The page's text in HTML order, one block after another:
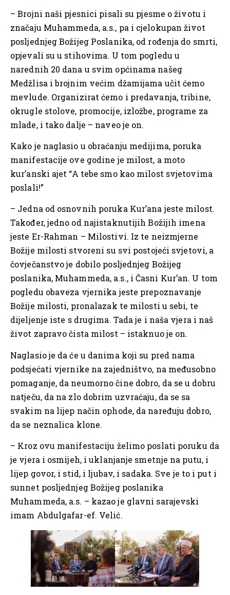
– Brojni naši pjesnici pisali su pjesme o životu i
značaju Muhammeda, a.s., pa i cjelokupan život
posljednjeg Božijeg Poslanika, od rođenja do smrti,
opjevali su u stihovima. U tom pogledu u
narednih 20 dana u svim općinama našeg
Medžlisa i brojnim većim džamijama učit ćemo
mevlude. Organizirat ćemo i predavanja, tribine,
okrugle stolove, promocije, izložbe, programe za
mlade, i tako dalje – naveo je on.
Kako je naglasio u obraćanju medijima, poruka
manifestacije ove godine je milost, a moto
kur’anski ajet “A tebe smo kao milost svjetovima
poslali!”
– Jedna od osnovnih poruka Kur’ana jeste milost.
Također, jedno od najistaknutijih Božijih imena
jeste Er-Rahman – Milostivi. Iz te neizmjerne
Božije milosti stvoreni su svi postojeći svjetovi, a
čovječanstvo je dobilo posljednjeg Božijeg
poslanika, Muhammeda, a.s., i Časni Kur’an. U tom
pogledu obaveza vjernika jeste prepoznavanje
Božije milosti, pronalazak te milosti u sebi, te
dijeljenje iste s drugima. Tada je i naša vjera i naš
život zapravo čista milost – istaknuo je on.
Naglasio je da će u danima koji su pred nama
podsjećati vjernike na zajedništvo, na međusobno
pomaganje, da neumorno čine dobro, da se u dobru
natječu, da na zlo dobrim uzvraćaju, da se sa
svakim na lijep način ophode, da naređuju dobro,
da se neznalica klone.
– Kroz ovu manifestaciju želimo poslati poruku da
je vjera i osmijeh, i uklanjanje smetnje na putu, i
lijep govor, i stid, i ljubav, i sadaka. Sve je to i put i
sunnet posljednjeg Božijeg poslanika
Muhammeda, a.s. – kazao je glavni sarajevski
imam Abdulgafar-ef. Velić.